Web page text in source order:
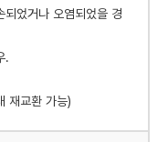
었거나 오염되었을 경
.
재교환 가능)